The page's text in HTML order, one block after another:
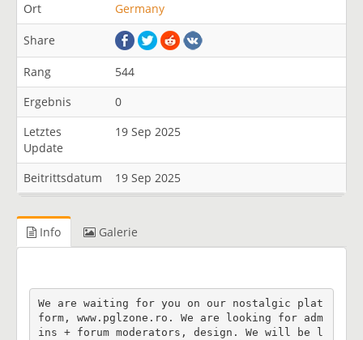
Ort Germany
Share
Rang
544
Ergebnis
0
Letztes
Update
19 Sep 2025
Beitrittsdatum 19 Sep 2025
Info Galerie
We are waiting for you on our nostalgic plat
form, www.pglzone.ro. We are looking for adm
ins + forum moderators, design. We will be l